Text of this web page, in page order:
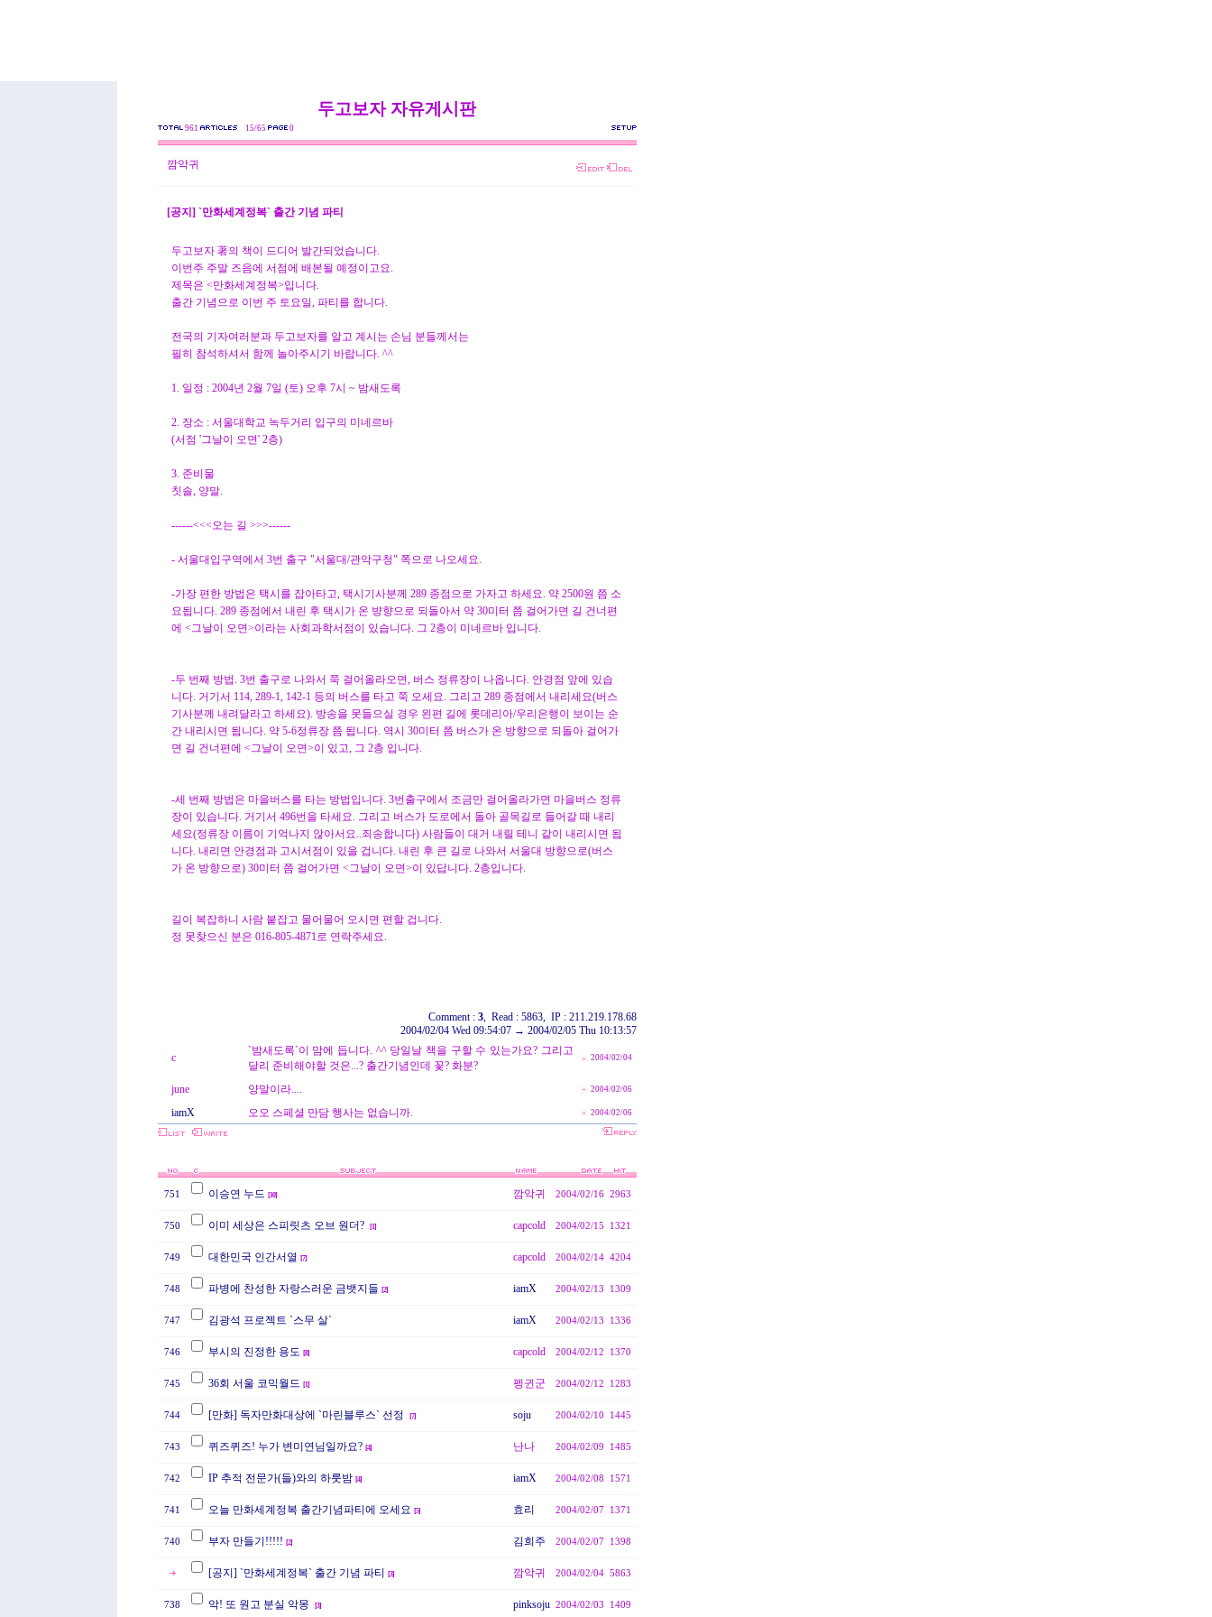
두고보자 자유게시판
961 15/65 0
깜악귀
[공지] `만화세계정복` 출간 기념 파티
두고보자 著의 책이 드디어 발간되었습니다.
이번주 주말 즈음에 서점에 배본될 예정이고요.
제목은 <만화세계정복>입니다.
출간 기념으로 이번 주 토요일, 파티를 합니다.
전국의 기자여러분과 두고보자를 알고 계시는 손님 분들께서는
필히 참석하셔서 함께 놀아주시기 바랍니다. ^^
1. 일정 : 2004년 2월 7일 (토) 오후 7시 ~ 밤새도록
2. 장소 : 서울대학교 녹두거리 입구의 미네르바
(서점 '그날이 오면' 2층)
3. 준비물
칫솔, 양말.
------<<<오는 길 >>>------
- 서울대입구역에서 3번 출구 "서울대/관악구청" 쪽으로 나오세요.
-가장 편한 방법은 택시를 잡아타고, 택시기사분께 289 종점으로 가자고 하세요. 약 2500원 쯤 소
요됩니다. 289 종점에서 내린 후 택시가 온 뱡향으로 되돌아서 약 30미터 쯤 걸어가면 길 건너편
에 <그날이 오면>이라는 사회과학서점이 있습니다. 그 2층이 미네르바 입니다.
-두 번째 방법. 3번 출구로 나와서 쭉 걸어올라오면, 버스 정류장이 나옵니다. 안경점 앞에 있습
니다. 거기서 114, 289-1, 142-1 등의 버스를 타고 쭉 오세요. 그리고 289 종점에서 내리세요(버스
기사분께 내려달라고 하세요). 방송을 못들으실 경우 왼편 길에 롯데리아/우리은행이 보이는 순
간 내리시면 됩니다. 약 5-6정류장 쯤 됩니다. 역시 30미터 쯤 버스가 온 방향으로 되돌아 걸어가
면 길 건너편에 <그날이 오면>이 있고, 그 2층 입니다.
-세 번째 방법은 마을버스를 타는 방법입니다. 3번출구에서 조금만 걸어올라가면 마을버스 정류
장이 있습니다. 거기서 496번을 타세요. 그리고 버스가 도로에서 돌아 골목길로 들어갈 때 내리
세요(정류장 이름이 기억나지 않아서요..죄송합니다) 사람들이 대거 내릴 테니 같이 내리시면 됩
니다. 내리면 안경점과 고시서점이 있을 겁니다. 내린 후 큰 길로 나와서 서울대 방향으로(버스
가 온 방향으로) 30미터 쯤 걸어가면 <그날이 오면>이 있답니다. 2층입니다.
길이 복잡하니 사람 붙잡고 물어물어 오시면 편할 겁니다.
정 못찾으신 분은 016-805-4871로 연락주세요.
Comment : 3, Read : 5863, IP : 211.219.178.68
2004/02/04 Wed 09:54:07 → 2004/02/05 Thu 10:13:57
c
`밤새도록`이 맘에 듭니다. ^^ 당일날 책을 구할 수 있는가요? 그리고
달리 준비해야할 것은...? 출간기념인데 꽃? 화분?
2004/02/04
june 양말이라.... 2004/02/06
iamX 오오 스페셜 만담 행사는 없습니까. 2004/02/06
751 이승연 누드 [10] 깜악귀 2004/02/16 2963
750 이미 세상은 스피릿츠 오브 원더? [1] capcold 2004/02/15 1321
749 대한민국 인간서열 [7] capcold 2004/02/14 4204
748 파병에 찬성한 자랑스러운 금뱃지들 [2] iamX 2004/02/13 1309
747 김광석 프로젝트 `스무 살` iamX 2004/02/13 1336
746 부시의 진정한 용도 [8] capcold 2004/02/12 1370
745 36회 서울 코믹월드 [1] 펭귄군 2004/02/12 1283
744 [만화] 독자만화대상에 `마린블루스` 선정 [7] soju 2004/02/10 1445
743 퀴즈퀴즈! 누가 변미연님일까요? [4] 난나 2004/02/09 1485
742 IP 추적 전문가(들)와의 하룻밤 [4] iamX 2004/02/08 1571
741 오늘 만화세계정복 출간기념파티에 오세요 [5] 효리 2004/02/07 1371
740 부자 만들기!!!!! [2] 김희주 2004/02/07 1398
[공지] `만화세계정복` 출간 기념 파티 [3] 깜악귀 2004/02/04 5863
738 악! 또 원고 분실 악몽 [3] pinksoju 2004/02/03 1409